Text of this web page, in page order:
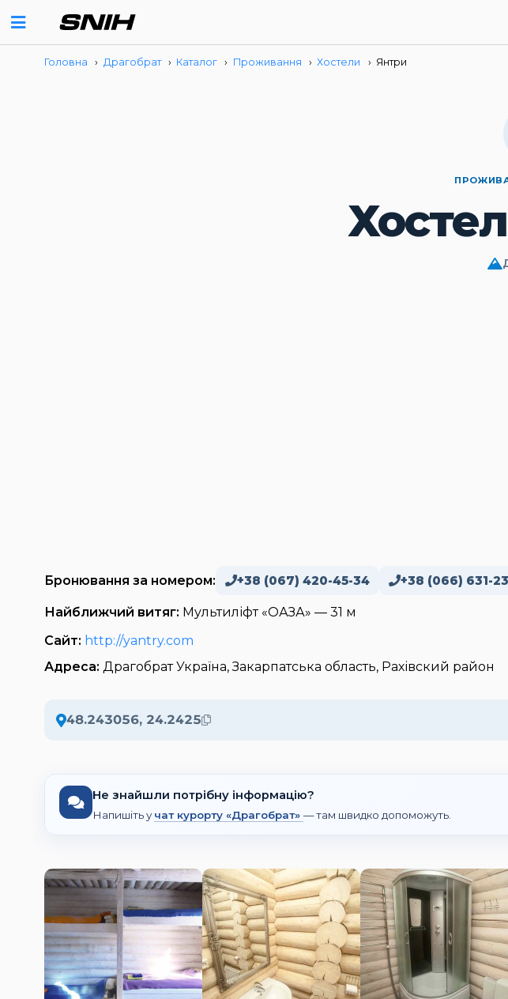
Головна › Драгобрат › Каталог › Проживання › Хостели › Янтри
Бронювання за номером: +38 (067) 420-45-34 +38 (066) 631-
Найближчий витяг: Мультиліфт «ОАЗА» — 31 м
Сайт: http://yantry.com
Адреса: Драгобрат Україна, Закарпатська область, Рахівский район
48.243056, 24.2425
Не знайшли потрібну інформацію?
Напишіть у чат курорту «Драгобрат» — там швидко допоможуть.